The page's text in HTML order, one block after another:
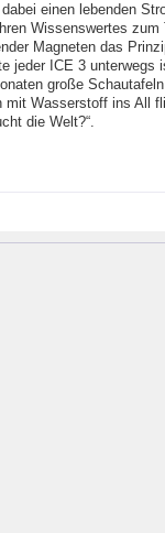
einen lebenden
Wissenswertes
Magneten das
jeder ICE 3
große
mit Wasserstoff ins All
die Welt?“.